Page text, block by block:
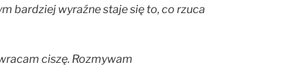
bardziej wyraźne staje się to, co rzuca
ciszę. Rozmywam